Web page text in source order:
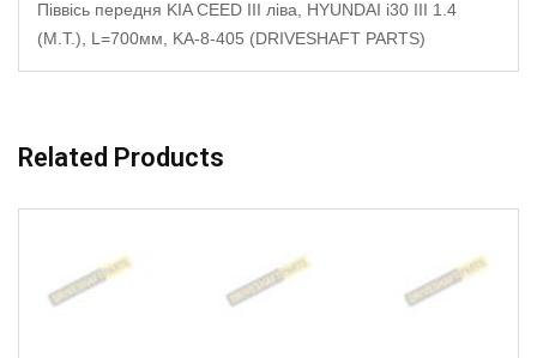
Піввісь передня KIA CEED III ліва, HYUNDAI i30 III 1.4
(M.T.), L=700мм, KA-8-405 (DRIVESHAFT PARTS)
Related Products